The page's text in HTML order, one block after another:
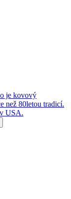
je kovový
než 80letou tradicí.
USA.